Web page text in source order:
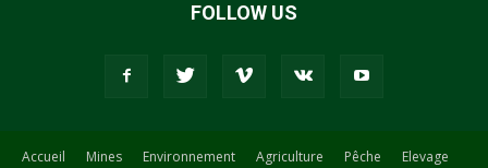
FOLLOW US
Accueil Mines Environnement Agriculture Pêche Elevage